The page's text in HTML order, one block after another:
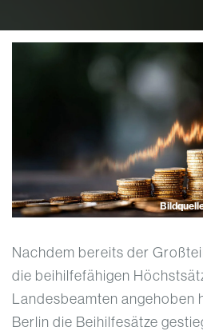
Nachdem bereits der
die beihilfefähigen
Landesbeamten angehoben
Berlin die Beihilfesätze